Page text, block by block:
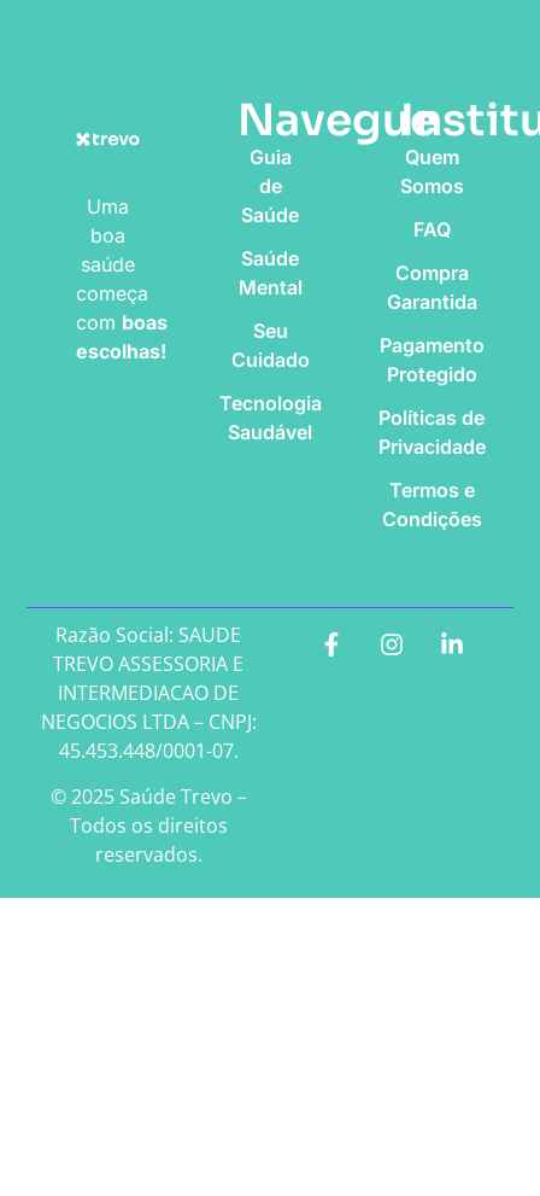
Uma
boa
saúde
começa
com boas
escolhas!
Navegue
Guia
de
Saúde
Saúde
Mental
Seu
Cuidado
Tecnologia
Saudável
Quem
Somos
FAQ
Compra
Garantida
Pagamento
Protegido
Políticas de
Privacidade
Termos e
Condições
Razão Social: SAUDE
TREVO ASSESSORIA E
INTERMEDIACAO DE
NEGOCIOS LTDA – CNPJ:
45.453.448/0001-07.
© 2025 Saúde Trevo –
Todos os direitos
reservados.